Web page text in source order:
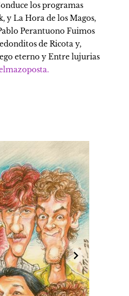
los programas
y La Hora de los Magos,
Perantuono Fuimos
de Ricota y,
eterno y Entre lujurias